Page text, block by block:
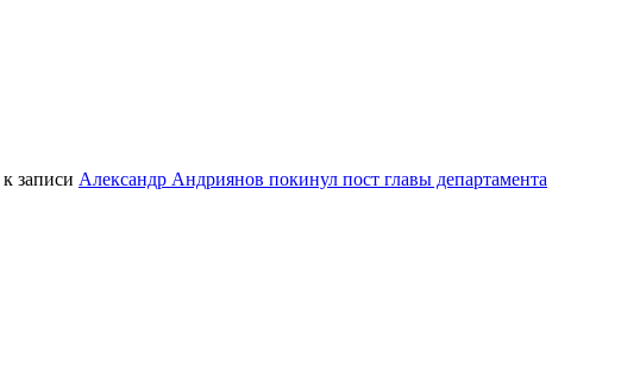
к записи Александр Андриянов покинул пост главы департамента